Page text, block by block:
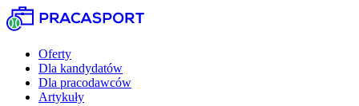
Oferty
Dla kandydatów
Dla pracodawców
Artykuły